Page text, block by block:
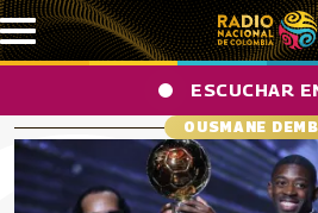
Pasar al contenido principal
ESCUCHAR
OUSMANE